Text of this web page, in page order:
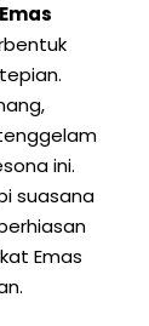
ini.
suasana
Emas